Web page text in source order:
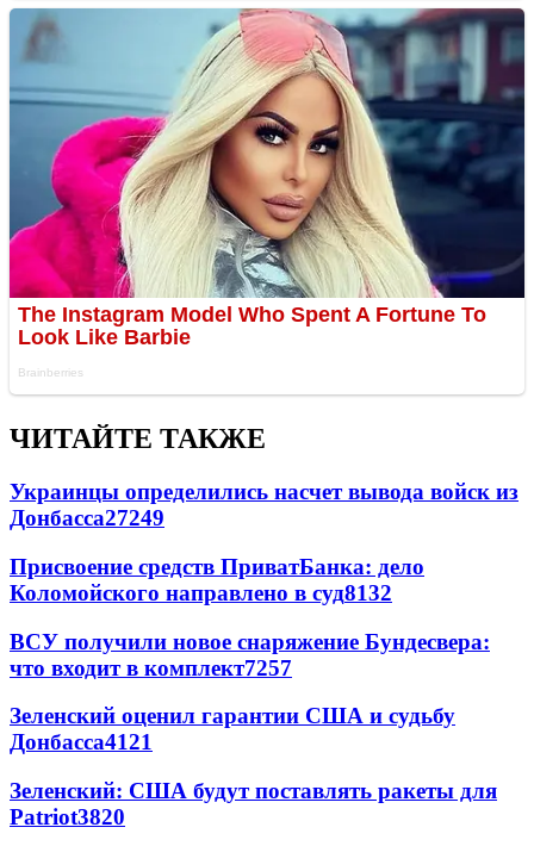
ЧИТАЙТЕ ТАКЖЕ
Украинцы определились насчет вывода войск из
Донбасса27249
Присвоение средств ПриватБанка: дело
Коломойского направлено в суд8132
ВСУ получили новое снаряжение Бундесвера:
что входит в комплект7257
Зеленский оценил гарантии США и судьбу
Донбасса4121
Зеленский: США будут поставлять ракеты для
Patriot3820